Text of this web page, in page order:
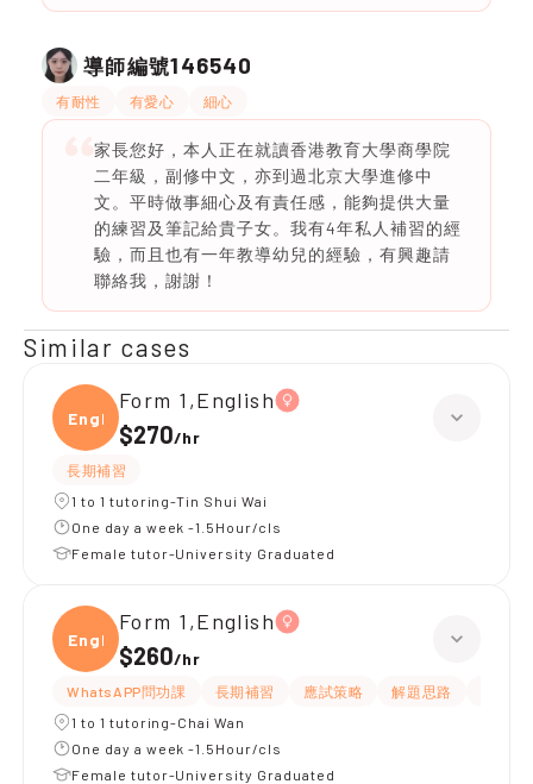
導師編號146540
有耐性 有愛心 細心
家長您好，本人正在就讀香港教育大學商學院
二年級，副修中文，亦到過北京大學進修中
文。平時做事細心及有責任感，能夠提供大量
的練習及筆記給貴子女。我有4年私人補習的經
驗，而且也有一年教導幼兒的經驗，有興趣請
聯絡我，謝謝！
Similar cases
Engli
Form 1,English
$270/hr
長期補習
1 to 1 tutoring-Tin Shui Wai
One day a week -1.5Hour/cls
Female tutor-University Graduated
Engli
Form 1,English
$260/hr
WhatsAPP問功課 長期補習 應試策略 解題思路
1 to 1 tutoring-Chai Wan
One day a week -1.5Hour/cls
Female tutor-University Graduated